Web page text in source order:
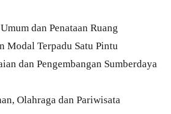
dan Penataan Ruang
Modal Terpadu Satu Pintu
dan Pengembangan Sumberdaya
Olahraga dan Pariwisata